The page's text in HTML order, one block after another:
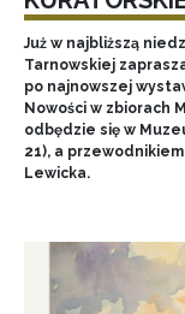
Już w najbliższą
Tarnowskiej
po najnowszej
Nowości w zbiorach
odbędzie się w
21), a
Lewicka.